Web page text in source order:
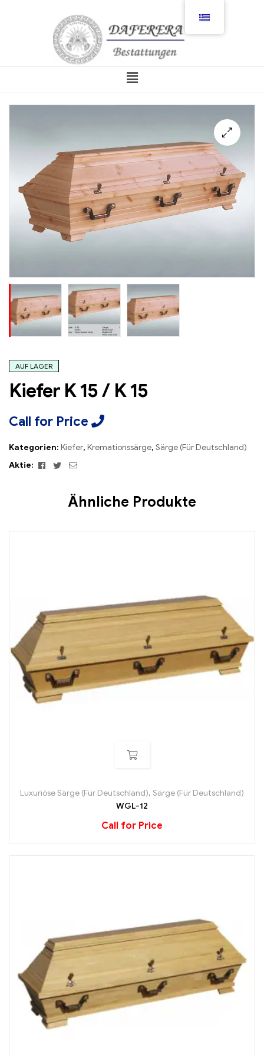
AUF LAGER
Kiefer K 15 / K 15
Call for Price
Kategorien: Kiefer, Kremationssärge, Särge (Für Deutschland)
Aktie:
Facebook
TwitterEmail
Ähnliche Produkte
Luxuriöse Särge (Für Deutschland), Särge (Für Deutschland)
WGL-12
Call for Price